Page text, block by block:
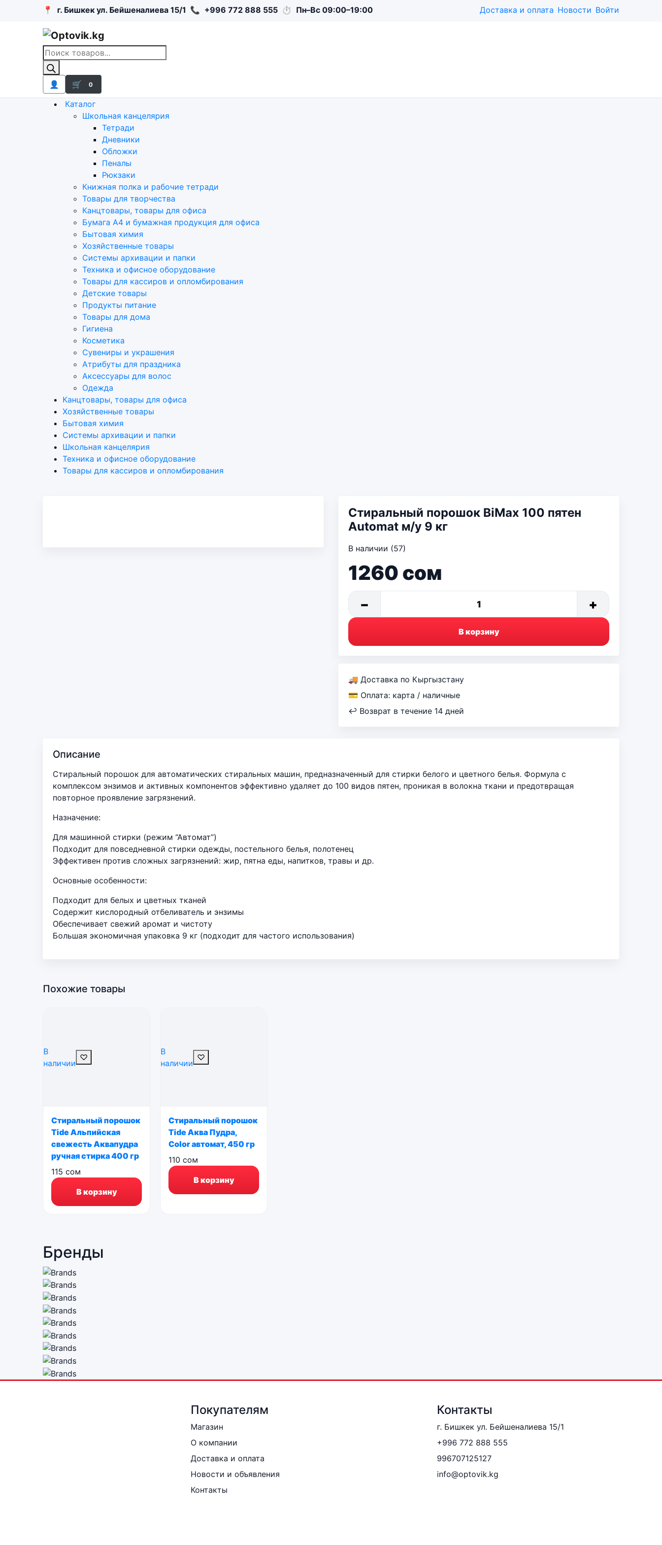
📍 г. Бишкек ул. Бейшеналиева 15/1 📞 +996 772 888 555 ⏱ Пн–Вс 09:00–19:00 Доставка и оплата Новости Войти
Поиск
товаров
👤 🛒 0
Каталог
Школьная канцелярия
Тетради
Дневники
Обложки
Пеналы
Рюкзаки
Книжная полка и рабочие тетради
Товары для творчества
Канцтовары, товары для офиса
Бумага А4 и бумажная продукция для офиса
Бытовая химия
Хозяйственные товары
Системы архивации и папки
Техника и офисное оборудование
Товары для кассиров и опломбирования
Детские товары
Продукты питание
Товары для дома
Гигиена
Косметика
Сувениры и украшения
Атрибуты для праздника
Аксеcсуары для волос
Одежда
Канцтовары, товары для офиса
Хозяйственные товары
Бытовая химия
Системы архивации и папки
Школьная канцелярия
Техника и офисное оборудование
Товары для кассиров и опломбирования
Стиральный порошок BiMax 100 пятен
Automat м/у 9 кг
В наличии (57)
1260 сом
− 1 +
В корзину
🚚 Доставка по Кыргызстану
💳 Оплата: карта / наличные
↩ Возврат в течение 14 дней
Описание
Стиральный порошок для автоматических стиральных машин, предназначенный для стирки белого и цветного белья. Формула с
комплексом энзимов и активных компонентов эффективно удаляет до 100 видов пятен, проникая в волокна ткани и предотвращая
повторное проявление загрязнений.
Назначение:
Для машинной стирки (режим “Автомат”)
Подходит для повседневной стирки одежды, постельного белья, полотенец
Эффективен против сложных загрязнений: жир, пятна еды, напитков, травы и др.
Основные особенности:
Подходит для белых и цветных тканей
Содержит кислородный отбеливатель и энзимы
Обеспечивает свежий аромат и чистоту
Большая экономичная упаковка 9 кг (подходит для частого использования)
Похожие товары
В
наличии
♡
Стиральный порошок
Tide Альпийская
свежесть Аквапудра
ручная стирка 400 гр
115 сом
В корзину
В
наличии
♡
Стиральный порошок
Tide Аква Пудра,
Color автомат, 450 гр
110 сом
В корзину
Бренды
Покупателям
Магазин
О компании
Доставка и оплата
Новости и объявления
Контакты
Контакты
г. Бишкек ул. Бейшеналиева 15/1
+996 772 888 555
996707125127
info@optovik.kg